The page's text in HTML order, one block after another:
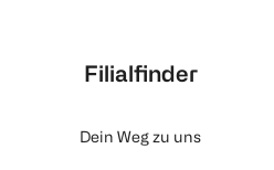
Filialfinder
Dein Weg zu uns